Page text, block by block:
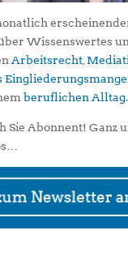
Wissenswertes
Arbeitsrecht,
beruflichen Alltag.
Sie Abonnent! Ganz